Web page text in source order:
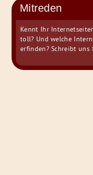
Mitreden
Kennt Ihr
toll? Und welche
erfinden? Schreibt uns